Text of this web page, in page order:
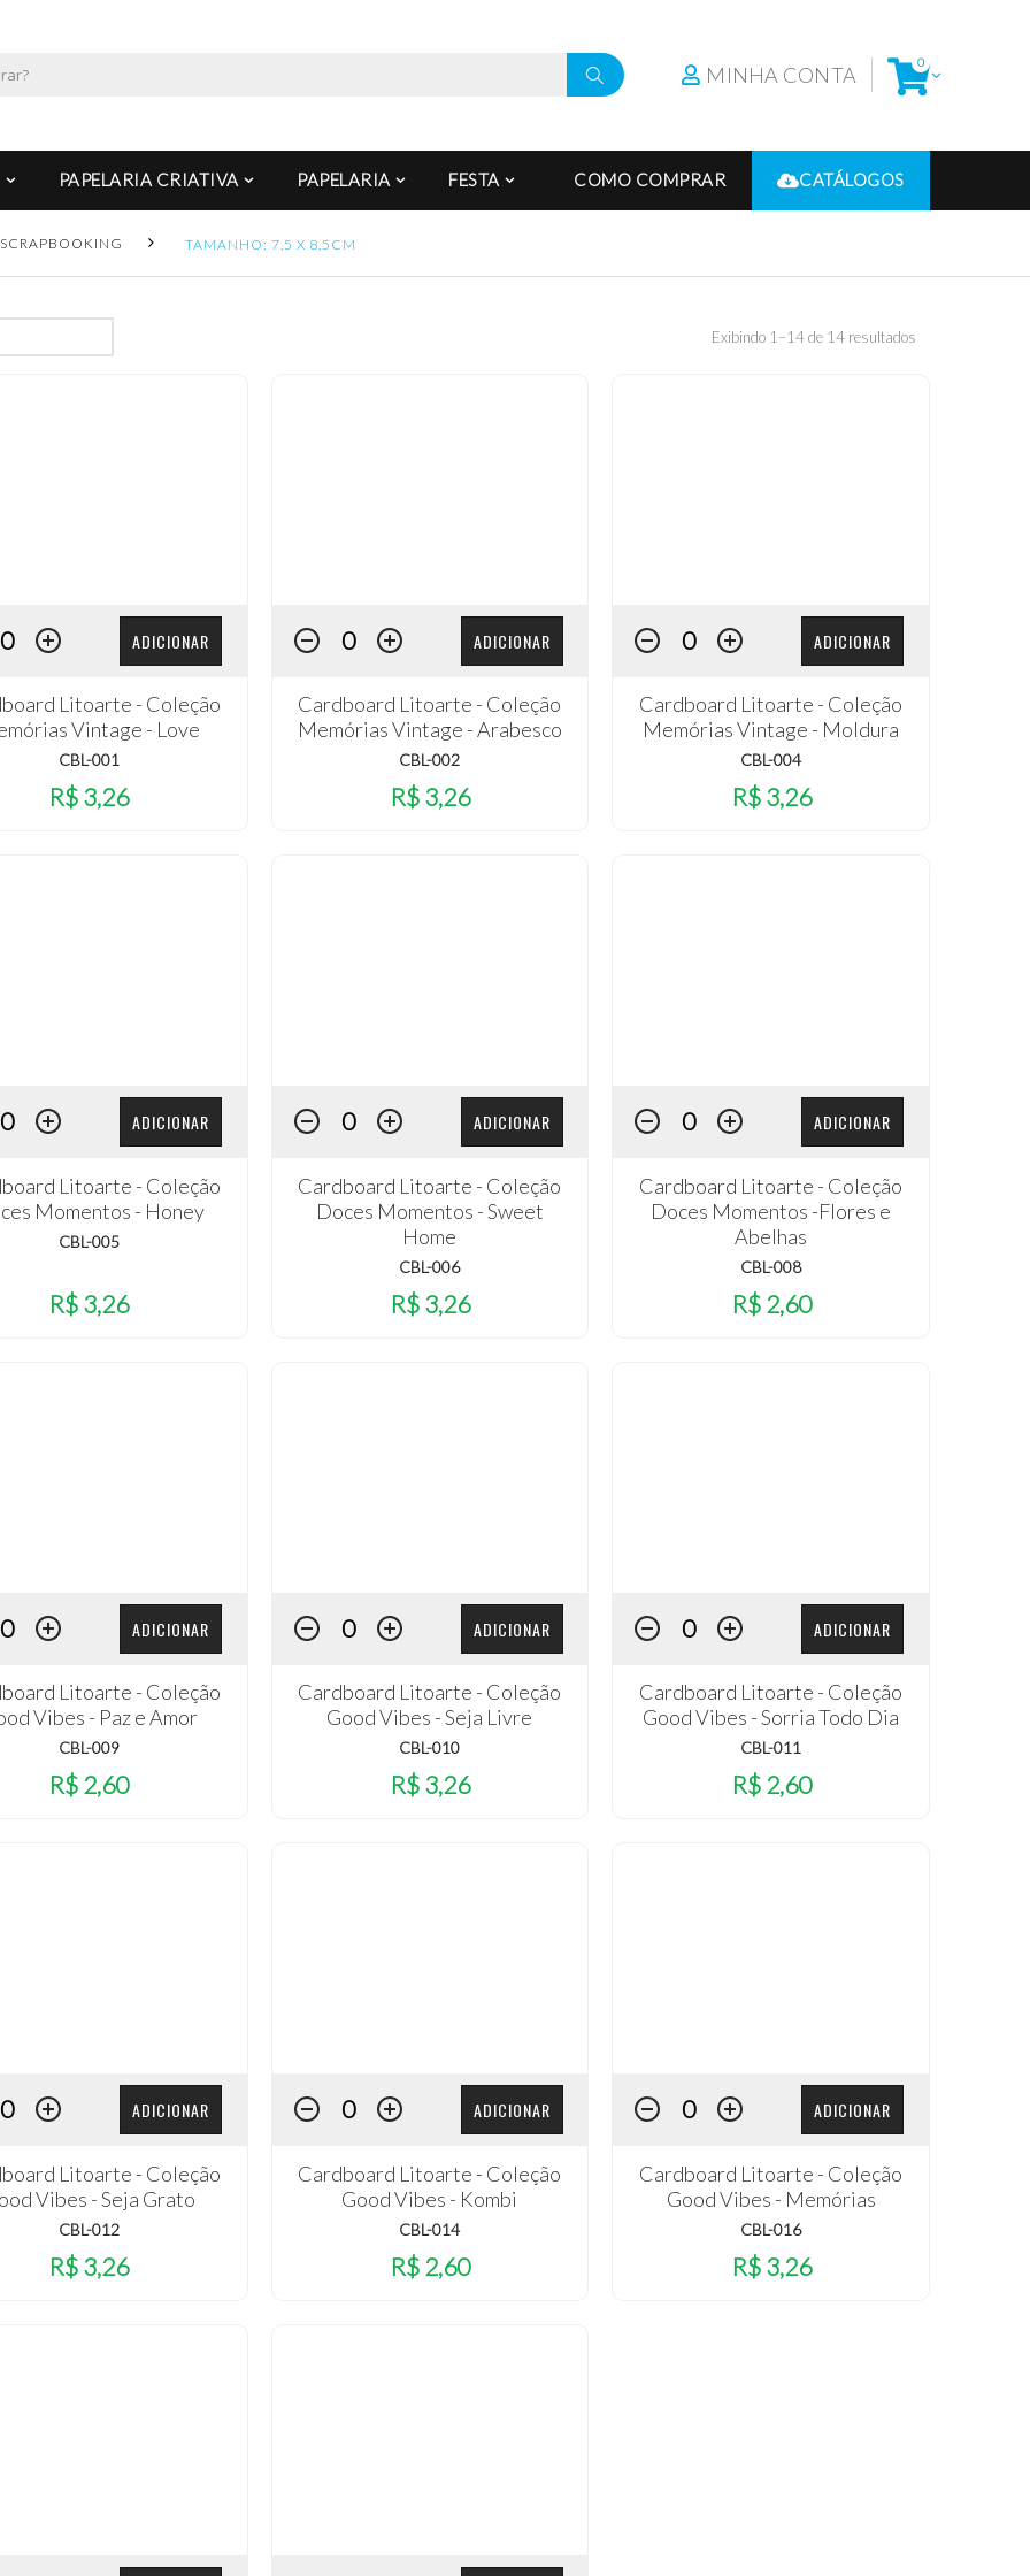
MINHA CONTA 0
PAPELARIA CRIATIVA PAPELARIA FESTA COMO COMPRAR CATÁLOGOS
SCRAPBOOKING TAMANHO: 7,5 X 8,5CM
Exibindo 1–14 de 14 resultados
ADICIONAR
Litoarte - Coleção
Vintage - Love
CBL-001
R$ 3,26
ADICIONAR
Cardboard Litoarte - Coleção
Memórias Vintage - Arabesco
CBL-002
R$ 3,26
ADICIONAR
Cardboard Litoarte - Coleção
Memórias Vintage - Moldura
CBL-004
R$ 3,26
ADICIONAR
Litoarte - Coleção
Momentos - Honey
CBL-005
R$ 3,26
ADICIONAR
Cardboard Litoarte - Coleção
Doces Momentos - Sweet
Home
CBL-006
R$ 3,26
ADICIONAR
Cardboard Litoarte - Coleção
Doces Momentos -Flores e
Abelhas
CBL-008
R$ 2,60
ADICIONAR
Litoarte - Coleção
Vibes - Paz e Amor
CBL-009
R$ 2,60
ADICIONAR
Cardboard Litoarte - Coleção
Good Vibes - Seja Livre
CBL-010
R$ 3,26
ADICIONAR
Cardboard Litoarte - Coleção
Good Vibes - Sorria Todo Dia
CBL-011
R$ 2,60
ADICIONAR
Litoarte - Coleção
Vibes - Seja Grato
CBL-012
R$ 3,26
ADICIONAR
Cardboard Litoarte - Coleção
Good Vibes - Kombi
CBL-014
R$ 2,60
ADICIONAR
Cardboard Litoarte - Coleção
Good Vibes - Memórias
CBL-016
R$ 3,26